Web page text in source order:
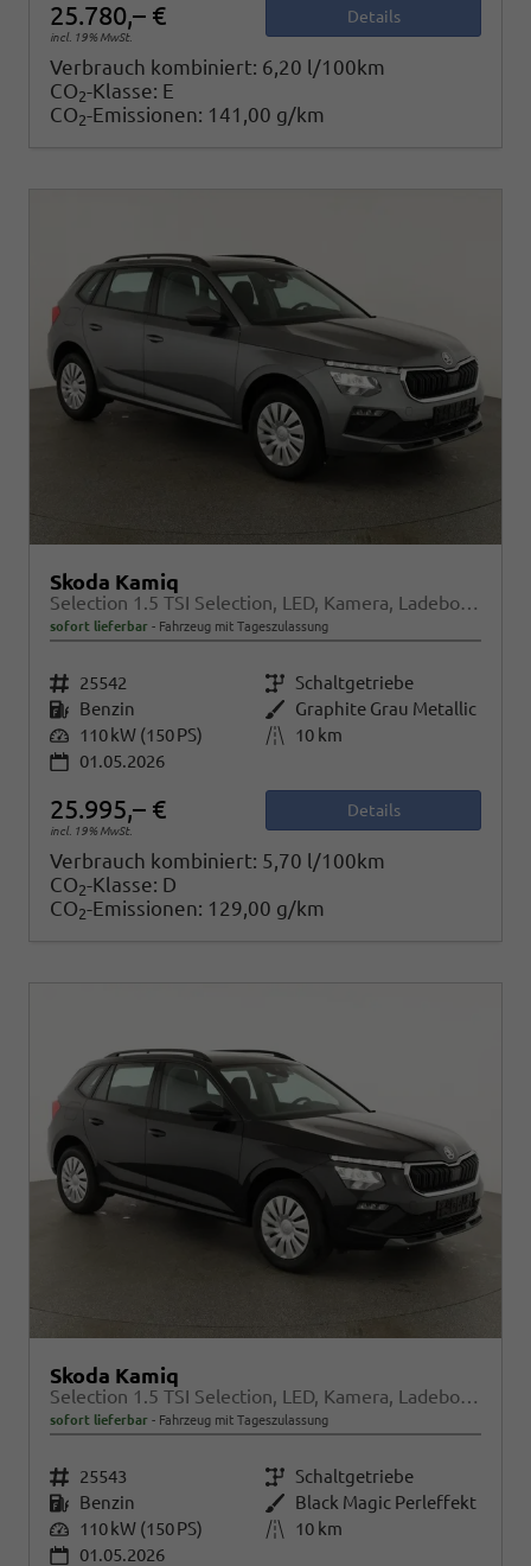
25.780,– €
incl. 19% MwSt.
Details
Verbrauch kombiniert: 6,20 l/100km
CO2-Klasse: E
CO2-Emissionen: 141,00 g/km
Skoda Kamiq
Selection 1.5 TSI Selection, LED, Kamera, Ladeboden, Winter
sofort lieferbar Fahrzeug mit Tageszulassung
Fahrzeugnr. 25542 Getriebe Schaltgetriebe
Kraftstoff Benzin Außenfarbe Graphite Grau Metallic
Leistung 110 kW (150 PS) Kilometerstand
10 km
01.05.2026
25.995,– €
incl. 19% MwSt.
Details
Verbrauch kombiniert: 5,70 l/100km
CO2-Klasse: D
CO2-Emissionen: 129,00 g/km
Skoda Kamiq
Selection 1.5 TSI Selection, LED, Kamera, Ladeboden, Winter
sofort lieferbar Fahrzeug mit Tageszulassung
Fahrzeugnr. 25543 Getriebe Schaltgetriebe
Kraftstoff Benzin Außenfarbe Black Magic Perleffekt
Leistung 110 kW (150 PS) Kilometerstand
10 km
01.05.2026